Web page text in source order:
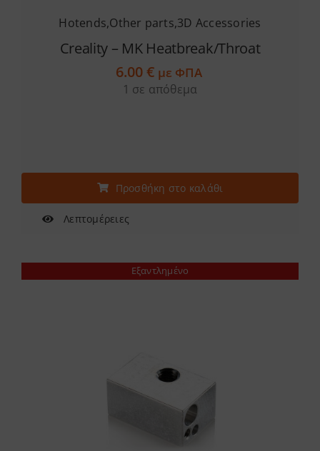
Hotends,Other parts,3D Accessories
Creality – MK Heatbreak/Throat
6.00€ με ΦΠΑ
1 σε απόθεμα
Προσθήκη στο καλάθι
Λεπτομέρειες
Εξαντλημένο